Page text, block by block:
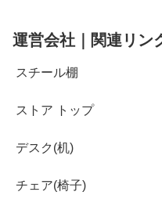
運営会社｜関連リン
スチール棚
ストア トップ
デスク(机)
チェア(椅子)